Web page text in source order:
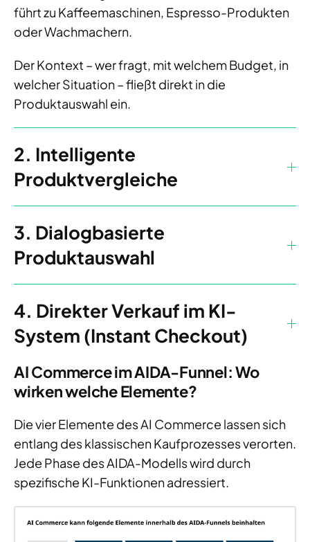
führt zu Kaffeemaschinen, Espresso-Produkten
oder Wachmachern.
Der Kontext – wer fragt, mit welchem Budget, in
welcher Situation – fließt direkt in die
Produktauswahl ein.
2. Intelligente
Produktvergleiche
3. Dialogbasierte
Produktauswahl
4. Direkter Verkauf im KI-
System (Instant Checkout)
AI Commerce im AIDA-Funnel: Wo
wirken welche Elemente?
Die vier Elemente des AI Commerce lassen sich
entlang des klassischen Kaufprozesses verorten.
Jede Phase des AIDA-Modells wird durch
spezifische KI-Funktionen adressiert.